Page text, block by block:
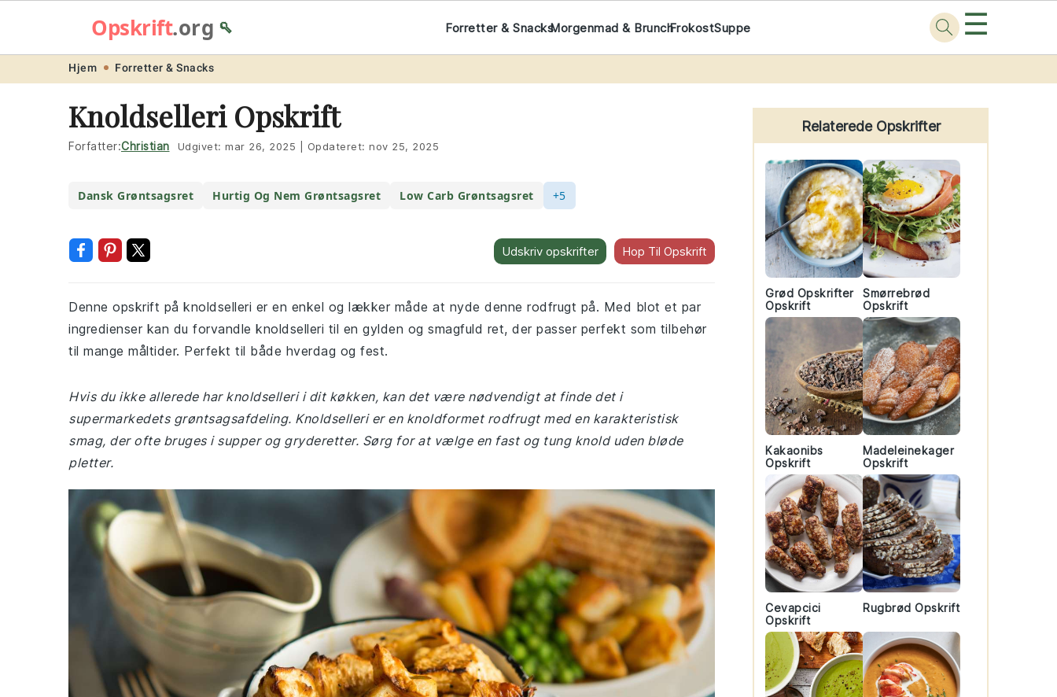
navigation
content
Opskrift.org🥄 Forretter & SnacksMorgenmad & BrunchFrokostSuppe ☰
Hjem Forretter & Snacks
Knoldselleri Opskrift
Forfatter:Christian Udgivet: mar 26, 2025 Opdateret: nov 25, 2025
Dansk Grøntsagsret Hurtig Og Nem Grøntsagsret Low Carb Grøntsagsret +5
Udskriv opskrifter Hop Til Opskrift
Denne opskrift på knoldselleri er en enkel og lækker måde at nyde denne rodfrugt på. Med blot et par
ingredienser kan du forvandle knoldselleri til en gylden og smagfuld ret, der passer perfekt som tilbehør
til mange måltider. Perfekt til både hverdag og fest.
Hvis du ikke allerede har knoldselleri i dit køkken, kan det være nødvendigt at finde det i
supermarkedets grøntsagsafdeling. Knoldselleri er en knoldformet rodfrugt med en karakteristisk
smag, der ofte bruges i supper og gryderetter. Sørg for at vælge en fast og tung knold uden bløde
pletter.
Primary
Sidebar
Relaterede Opskrifter
Grød Opskrifter
Opskrift
Smørrebrød
Opskrift
Kakaonibs
Opskrift
Madeleinekager
Opskrift
Cevapcici
Opskrift
Rugbrød Opskrift